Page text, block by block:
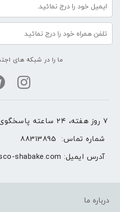
ما را در شبکه های
۷ روز هفته، ۲۴ ساعته پاسخگوی شما هستیم.
شماره تماس: 88313895
آدرس ایمیل: shabake.com
درباره ما